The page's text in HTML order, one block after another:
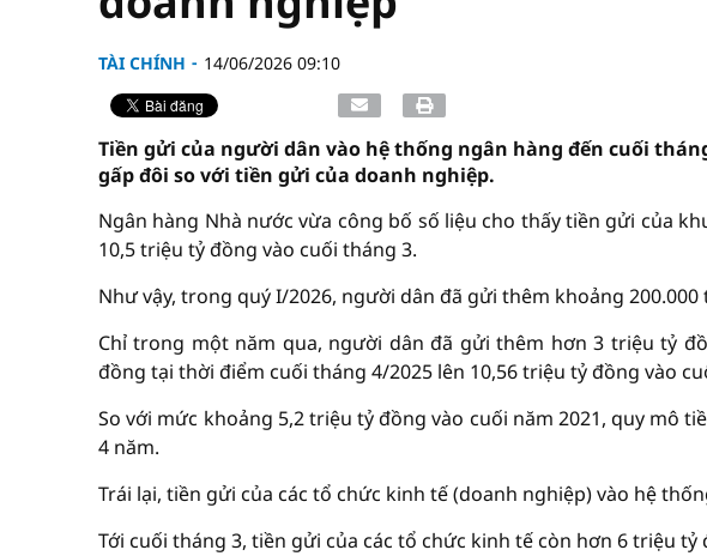
TÀI CHÍNH 14/06/2026 09:10
Tiền gửi của người dân vào hệ thống ngân hàng đến cuối
gấp đôi so với tiền gửi của doanh nghiệp.
Ngân hàng Nhà nước vừa công bố số liệu cho thấy tiền gửi của
10,5 triệu tỷ đồng vào cuối tháng 3.
Như vậy, trong quý I/2026, người dân đã gửi thêm khoảng
Chỉ trong một năm qua, người dân đã gửi thêm hơn 3 triệu tỷ
đồng tại thời điểm cuối tháng 4/2025 lên 10,56 triệu tỷ đồng vào
So với mức khoảng 5,2 triệu tỷ đồng vào cuối năm 2021, quy mô
4 năm.
Trái lại, tiền gửi của các tổ chức kinh tế (doanh nghiệp) vào hệ
Tới cuối tháng 3, tiền gửi của các tổ chức kinh tế còn hơn 6 triệu tỷ